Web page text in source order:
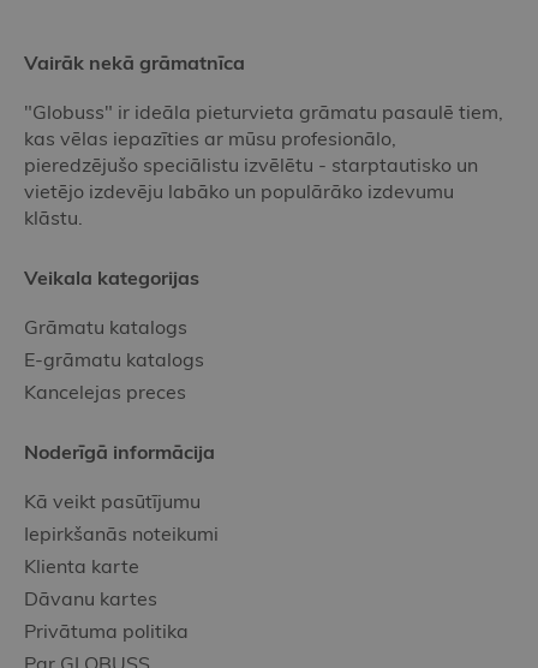
Vairāk nekā grāmatnīca
"Globuss" ir ideāla pieturvieta grāmatu pasaulē tiem,
kas vēlas iepazīties ar mūsu profesionālo,
pieredzējušo speciālistu izvēlētu - starptautisko un
vietējo izdevēju labāko un populārāko izdevumu
klāstu.
Veikala kategorijas
Grāmatu katalogs
E-grāmatu katalogs
Kancelejas preces
Noderīgā informācija
Kā veikt pasūtījumu
Iepirkšanās noteikumi
Klienta karte
Dāvanu kartes
Privātuma politika
Par GLOBUSS